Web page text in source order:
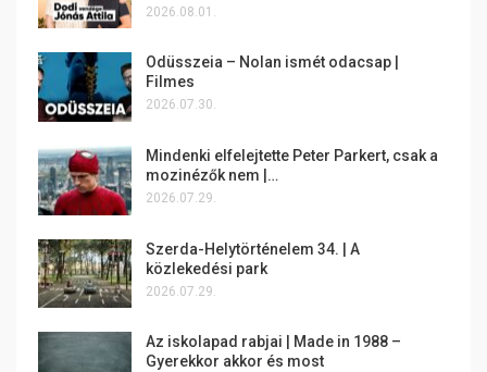
2026.08.01.
Odüsszeia – Nolan ismét odacsap |
Filmes
2026.07.30.
Mindenki elfelejtette Peter Parkert, csak a
mozinézők nem |…
2026.07.29.
Szerda-Helytörténelem 34. | A
közlekedési park
2026.07.29.
Az iskolapad rabjai | Made in 1988 –
Gyerekkor akkor és most